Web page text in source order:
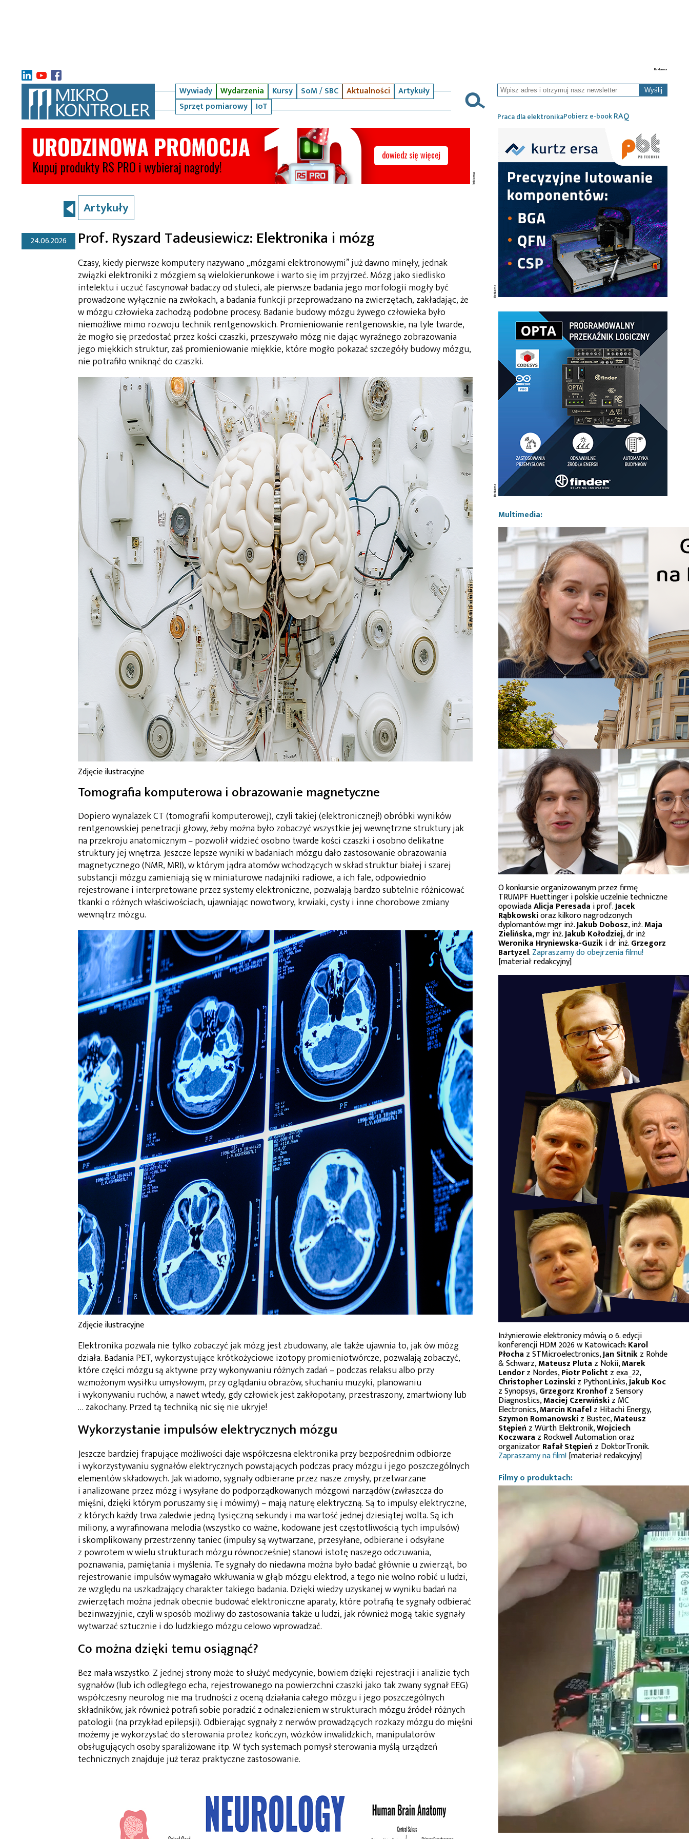
Wywiady Wydarzenia Kursy SoM / SBC Aktualności
Artykuły
Sprzęt pomiarowy
IoT
Wyślij
Praca dla elektronikaPobierz e-bookRAQ
Artykuły
24.06.2026 Prof. Ryszard Tadeusiewicz: Elektronika i mózg
Czasy, kiedy pierwsze komputery nazywano „mózgami elektronowymi” już dawno minęły, jednak
związki elektroniki z mózgiem są wielokierunkowe i warto się im przyjrzeć. Mózg jako siedlisko
intelektu i uczuć fascynował badaczy od stuleci, ale pierwsze badania jego morfologii mogły być
prowadzone wyłącznie na zwłokach, a badania funkcji przeprowadzano na zwierzętach, zakładając, że
w mózgu człowieka zachodzą podobne procesy. Badanie budowy mózgu żywego człowieka było
niemożliwe mimo rozwoju technik rentgenowskich. Promieniowanie rentgenowskie, na tyle twarde,
że mogło się przedostać przez kości czaszki, przeszywało mózg nie dając wyraźnego zobrazowania
jego miękkich struktur, zaś promieniowanie miękkie, które mogło pokazać szczegóły budowy mózgu,
nie potrafiło wniknąć do czaszki.
Zdjęcie ilustracyjne
Tomografia komputerowa i obrazowanie magnetyczne
Dopiero wynalazek CT (tomografii komputerowej), czyli takiej (elektronicznej!) obróbki wyników
rentgenowskiej penetracji głowy, żeby można było zobaczyć wszystkie jej wewnętrzne struktury jak
na przekroju anatomicznym – pozwolił widzieć osobno twarde kości czaszki i osobno delikatne
struktury jej wnętrza. Jeszcze lepsze wyniki w badaniach mózgu dało zastosowanie obrazowania
magnetycznego (NMR, MRI), w którym jądra atomów wchodzących w skład struktur białej i szarej
substancji mózgu zamieniają się w miniaturowe nadajniki radiowe, a ich fale, odpowiednio
rejestrowane i interpretowane przez systemy elektroniczne, pozwalają bardzo subtelnie różnicować
tkanki o różnych właściwościach, ujawniając nowotwory, krwiaki, cysty i inne chorobowe zmiany
wewnątrz mózgu.
Zdjęcie ilustracyjne
Elektronika pozwala nie tylko zobaczyć jak mózg jest zbudowany, ale także ujawnia to, jak ów mózg
działa. Badania PET, wykorzystujące krótkożyciowe izotopy promieniotwórcze, pozwalają zobaczyć,
które części mózgu są aktywne przy wykonywaniu różnych zadań – podczas relaksu albo przy
wzmożonym wysiłku umysłowym, przy oglądaniu obrazów, słuchaniu muzyki, planowaniu
i wykonywaniu ruchów, a nawet wtedy, gdy człowiek jest zakłopotany, przestraszony, zmartwiony lub
… zakochany. Przed tą techniką nic się nie ukryje!
Wykorzystanie impulsów elektrycznych mózgu
Jeszcze bardziej frapujące możliwości daje współczesna elektronika przy bezpośrednim odbiorze
i wykorzystywaniu sygnałów elektrycznych powstających podczas pracy mózgu i jego poszczególnych
elementów składowych. Jak wiadomo, sygnały odbierane przez nasze zmysły, przetwarzane
i analizowane przez mózg i wysyłane do podporządkowanych mózgowi narządów (zwłaszcza do
mięśni, dzięki którym poruszamy się i mówimy) – mają naturę elektryczną. Są to impulsy elektryczne,
z których każdy trwa zaledwie jedną tysięczną sekundy i ma wartość jednej dziesiątej wolta. Są ich
miliony, a wyrafinowana melodia (wszystko co ważne, kodowane jest częstotliwością tych impulsów)
i skomplikowany przestrzenny taniec (impulsy są wytwarzane, przesyłane, odbierane i odsyłane
z powrotem w wielu strukturach mózgu równocześnie) stanowi istotę naszego odczuwania,
poznawania, pamiętania i myślenia. Te sygnały do niedawna można było badać głównie u zwierząt, bo
rejestrowanie impulsów wymagało wkłuwania w głąb mózgu elektrod, a tego nie wolno robić u ludzi,
ze względu na uszkadzający charakter takiego badania. Dzięki wiedzy uzyskanej w wyniku badań na
zwierzętach można jednak obecnie budować elektroniczne aparaty, które potrafią te sygnały odbierać
bezinwazyjnie, czyli w sposób możliwy do zastosowania także u ludzi, jak również mogą takie sygnały
wytwarzać sztucznie i do ludzkiego mózgu celowo wprowadzać.
Co można dzięki temu osiągnąć?
Bez mała wszystko. Z jednej strony może to służyć medycynie, bowiem dzięki rejestracji i analizie tych
sygnałów (lub ich odległego echa, rejestrowanego na powierzchni czaszki jako tak zwany sygnał EEG)
współczesny neurolog nie ma trudności z oceną działania całego mózgu i jego poszczególnych
składników, jak również potrafi sobie poradzić z odnalezieniem w strukturach mózgu źródeł różnych
patologii (na przykład epilepsji). Odbierając sygnały z nerwów prowadzących rozkazy mózgu do mięśni
możemy je wykorzystać do sterowania protez kończyn, wózków inwalidzkich, manipulatorów
obsługujących osoby sparaliżowane itp. W tych systemach pomysł sterowania myślą urządzeń
technicznych znajduje już teraz praktyczne zastosowanie.
Multimedia:
O konkursie organizowanym przez firmę
TRUMPF Huettinger i polskie uczelnie techniczne
opowiadaAlicja Peresada i prof.Jacek
Rąbkowskioraz kilkoro nagrodzonych
dyplomantów: mgr inż.Jakub Dobosz, inż.Maja
Zielińska, mgr inż.Jakub Kołodziej, dr inż
Weronika Hryniewska-Guziki dr inż.Grzegorz
Bartyzel.Zapraszamy do obejrzenia filmu!
[materiał redakcyjny]
Inżynierowie elektronicy mówią o 6. edycji
konferencji HDM 2026 w Katowicach:Karol
Płocha z STMicroelectronics,Jan Sitnikz Rohde
& Schwarz,Mateusz Pluta z Nokii,Marek
Lendorz Nordes,Piotr Polichtz exa_22,
Christopher Lozinskiz PythonLinks,Jakub Koc
z Synopsys,Grzegorz Kronhofz Sensory
Diagnostics,Maciej Czerwińskiz MC
Electronics,Marcin Knafelz Hitachi Energy,
Szymon Romanowskiz Bustec,Mateusz
Stępień z Würth Elektronik,Wojciech
Koczwara z Rockwell Automation oraz
organizatorRafał Stępień z DoktorTronik.
Zapraszamy na film![materiał redakcyjny]
Filmy o produktach: